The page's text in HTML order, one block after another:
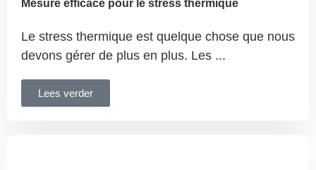
Mesure efficace pour le stress thermique
Le stress thermique est quelque chose que nous
devons gérer de plus en plus. Les ...
Lees verder